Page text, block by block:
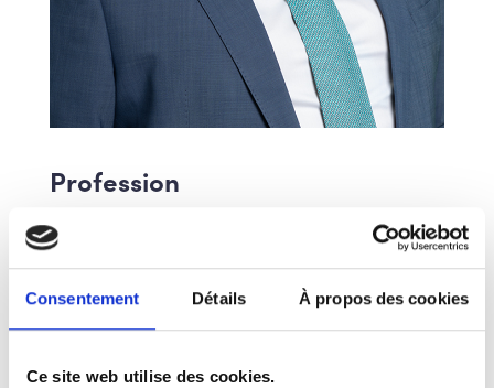
Consentement Détails À propos des cookies
Ce site web utilise des cookies.
Profession
Licencié en droit et post-gradué en droit
européen
Mandats - autres activités et